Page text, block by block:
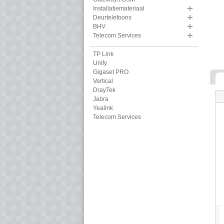
Installatiemateriaal
Deurtelefoons
BHV
Telecom Services
TP Link
Unify
Gigaset PRO
Vertical
DrayTek
Jabra
Yealink
Telecom Services